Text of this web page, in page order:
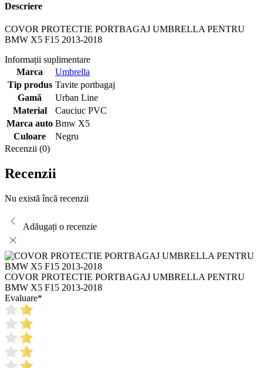
Descriere
COVOR PROTECTIE PORTBAGAJ UMBRELLA PENTRU
BMW X5 F15 2013-2018
Informații suplimentare
Marca
Umbrella
Tip produs Tavite portbagaj
Gamă
Urban Line
Material
Cauciuc PVC
Marca auto Bmw X5
Culoare
Negru
Recenzii (0)
Recenzii
Nu există încă recenzii
Adăugați o recenzie
COVOR PROTECTIE PORTBAGAJ UMBRELLA PENTRU
BMW X5 F15 2013-2018
Evaluare*